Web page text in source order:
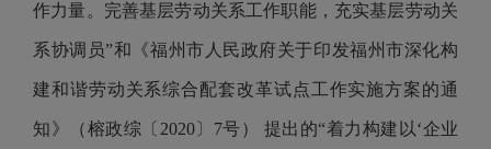
作力量。完善基层劳动关系工作职能，充实基层劳动关
系协调员”和《福州市人民政府关于印发福州市深化构
建和谐劳动关系综合配套改革试点工作实施方案的通
知》（榕政综〔 2020〕 7号） 提出的“着力构建以‘企业